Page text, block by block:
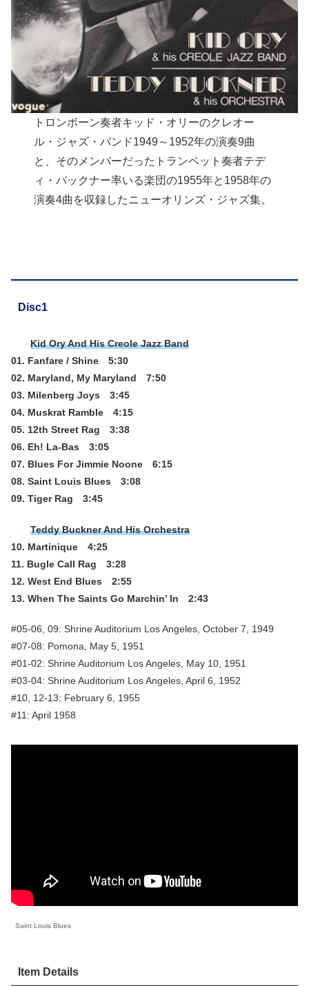
トロンボーン奏者キッド・オリーのクレオー
ル・ジャズ・バンド1949～1952年の演奏9曲
と、そのメンバーだったトランペット奏者テデ
ィ・バックナー率いる楽団の1955年と1958年の
演奏4曲を収録したニューオリンズ・ジャズ集。
Disc1
Kid Ory And His Creole Jazz Band
01. Fanfare / Shine 5:30
02. Maryland, My Maryland 7:50
03. Milenberg Joys 3:45
04. Muskrat Ramble 4:15
05. 12th Street Rag 3:38
06. Eh! La-Bas 3:05
07. Blues For Jimmie Noone 6:15
08. Saint Louis Blues 3:08
09. Tiger Rag 3:45
Teddy Buckner And His Orchestra
10. Martinique 4:25
11. Bugle Call Rag 3:28
12. West End Blues 2:55
13. When The Saints Go Marchin’ In 2:43
#05-06, 09: Shrine Auditorium Los Angeles, October 7, 1949
#07-08: Pomona, May 5, 1951
#01-02: Shrine Auditorium Los Angeles, May 10, 1951
#03-04: Shrine Auditorium Los Angeles, April 6, 1952
#10, 12-13: February 6, 1955
#11: April 1958
Saint Louis Blues
Item Details